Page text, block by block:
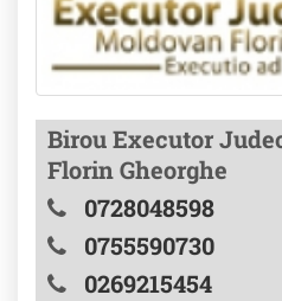
Birou Executor
Florin Gheorghe
0728048598
0755590730
0269215454